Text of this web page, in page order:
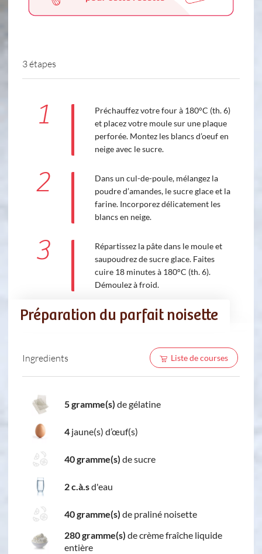
3 étapes
1
Préchauffez votre four à 180°C (th. 6)
et placez votre moule sur une plaque
perforée. Montez les blancs d’oeuf en
neige avec le sucre.
2
Dans un cul-de-poule, mélangez la
poudre d’amandes, le sucre glace et la
farine. Incorporez délicatement les
blancs en neige.
3
Répartissez la pâte dans le moule et
saupoudrez de sucre glace. Faites
cuire 18 minutes à 180°C (th. 6).
Démoulez à froid.
Préparation du parfait noisette
Ingredients Liste de courses
5 gramme(s) de gélatine
4 jaune(s) d’œuf(s)
40 gramme(s) de sucre
2 c.à.sd'eau
40 gramme(s) de praliné noisette
280 gramme(s) de crème fraîche liquide
entière